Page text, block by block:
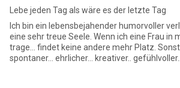
Lebe jeden Tag als wäre es der letzte Tag
Ich bin ein lebensbejahender humorvoller
eine sehr treue Seele. Wenn ich eine Frau in
trage... findet keine andere mehr Platz.
spontaner... ehrlicher... kreativer..